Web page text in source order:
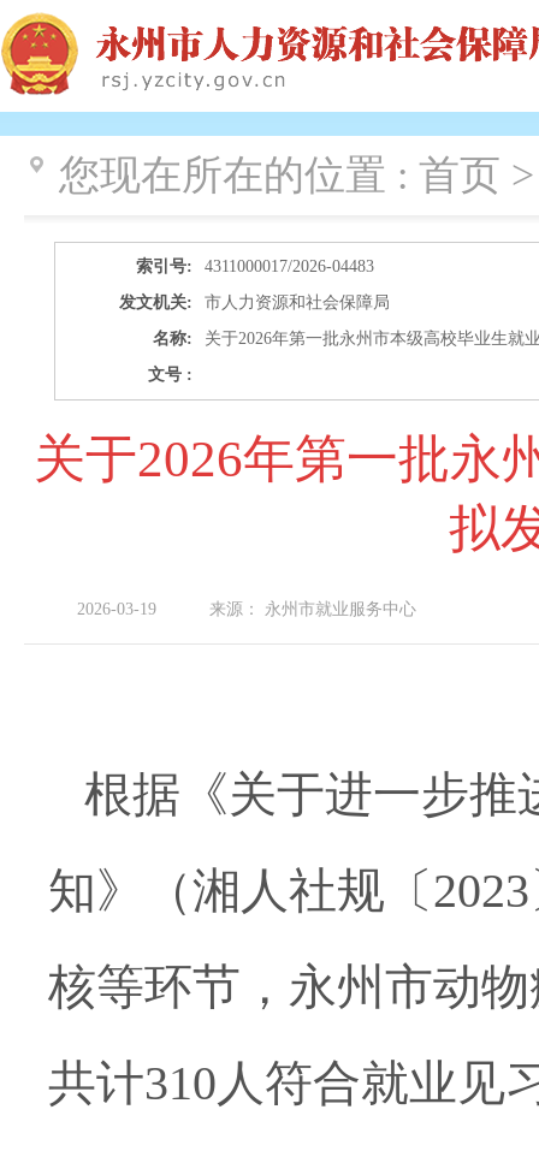
您现在所在的位置 : 首页
索引号:
4311000017/2026-04483
发文机关:
市人力资源和社会保障局
名称:
关于2026年第一批永州市本级高校毕业生就
文号 :
关于2026年第一批永
拟
2026-03-19 来源： 永州市就业服务中心
根据 《关于进一步推
知》（湘人社规〔
核等环节，永州市动
共计310人符合就业见